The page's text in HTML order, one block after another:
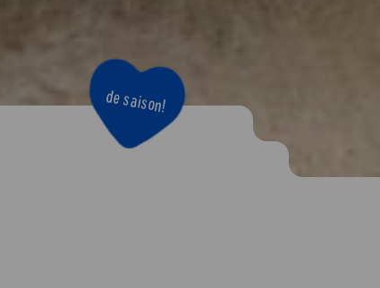
de saison!